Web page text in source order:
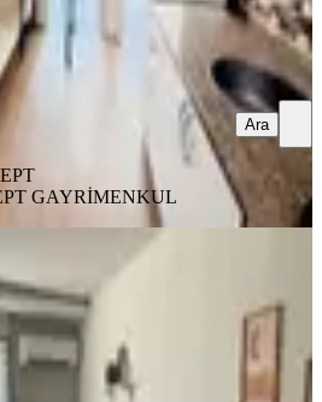
GAYRİMENKUL
Ara
Eşyalı-d.gazlı-klimalı 12 Ay
İmkanı Olan Daire
Mahallesi
08.08.2026